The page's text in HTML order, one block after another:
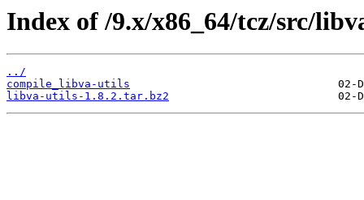
Index of /9.x/x86_64/tcz/src/
../
compile_libva-utils
libva-utils-1.8.2.tar.bz2